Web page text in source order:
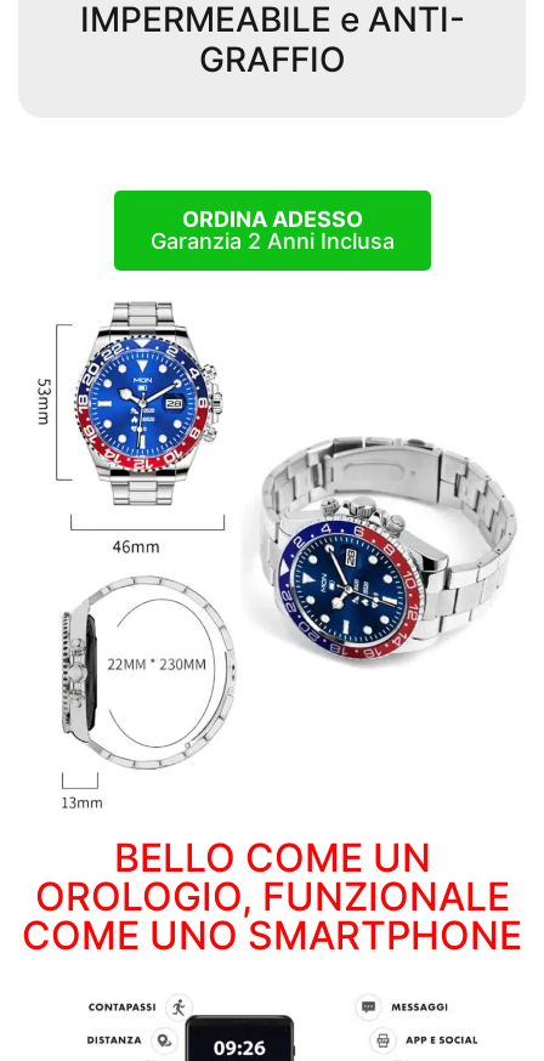
IMPERMEABILE e ANTI-
GRAFFIO
ORDINA ADESSO
Garanzia 2 Anni Inclusa
BELLO COME UN
OROLOGIO, FUNZIONALE
COME UNO SMARTPHONE